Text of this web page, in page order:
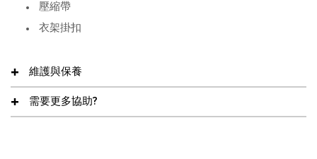
壓縮帶
衣架掛扣
維護與保養
需要更多協助?